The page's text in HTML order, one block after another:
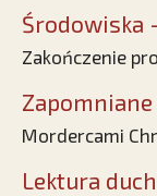
Środowiska
Zakończenie
Mordercami
Lektura